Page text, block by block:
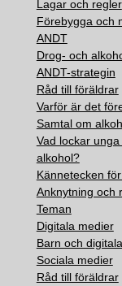
Lagar och regler
Förebygga och
ANDT
Drog- och
ANDT-strategin
Råd till föräldrar
Varför är det
Samtal om
Vad lockar
alkohol?
Kännetecken
Anknytning och
Teman
Digitala medier
Barn och
Sociala medier
Råd till föräldrar